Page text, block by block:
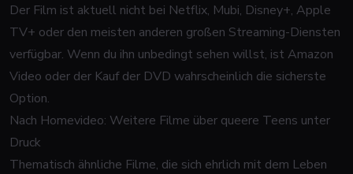
Der Film ist aktuell nicht bei Netflix, Mubi, Disney+, Apple
TV+ oder den meisten anderen großen Streaming-Diensten
verfügbar. Wenn du ihn unbedingt sehen willst, ist Amazon
Video oder der Kauf der DVD wahrscheinlich die sicherste
Option.
Nach Homevideo: Weitere Filme über queere Teens unter
Druck
Thematisch ähnliche Filme, die sich ehrlich mit dem Leben